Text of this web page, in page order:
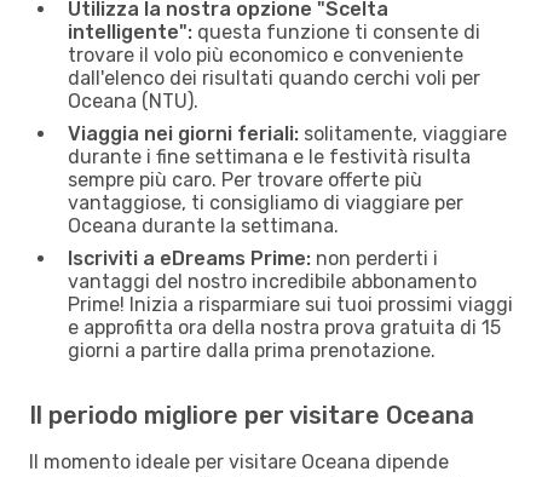
Utilizza la nostra opzione "Scelta
intelligente": questa funzione ti consente di
trovare il volo più economico e conveniente
dall'elenco dei risultati quando cerchi voli per
Oceana (NTU).
Viaggia nei giorni feriali: solitamente, viaggiare
durante i fine settimana e le festività risulta
sempre più caro. Per trovare offerte più
vantaggiose, ti consigliamo di viaggiare per
Oceana durante la settimana.
Iscriviti a eDreams Prime: non perderti i
vantaggi del nostro incredibile abbonamento
Prime! Inizia a risparmiare sui tuoi prossimi viaggi
e approfitta ora della nostra prova gratuita di 15
giorni a partire dalla prima prenotazione.
Il periodo migliore per visitare Oceana
Il momento ideale per visitare Oceana dipende